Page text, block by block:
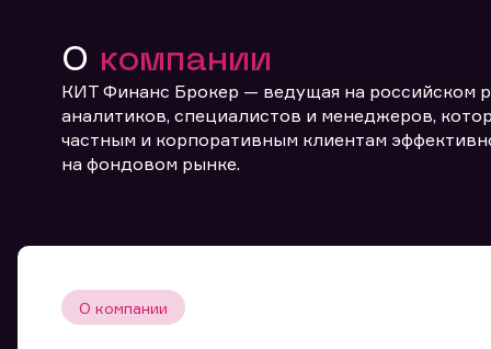
О компании
КИТ Финанс Брокер — ведущая на российском
аналитиков, специалистов и менеджеров,
частным и корпоративным клиентам
на фондовом рынке.
О компании